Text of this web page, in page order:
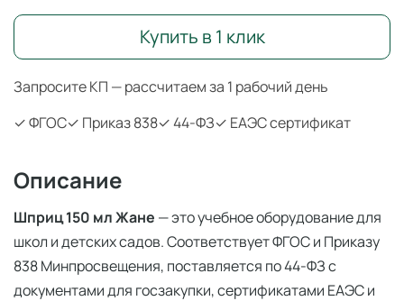
Запросите КП — рассчитаем за 1 рабочий день
✓ ФГОС✓ Приказ 838✓ 44-ФЗ✓ ЕАЭС сертификат
Купить в 1 клик
Описание
Шприц 150 мл Жане — это учебное оборудование для
школ и детских садов. Соответствует ФГОС и Приказу
838 Минпросвещения, поставляется по 44-ФЗ с
документами для госзакупки, сертификатами ЕАЭС и